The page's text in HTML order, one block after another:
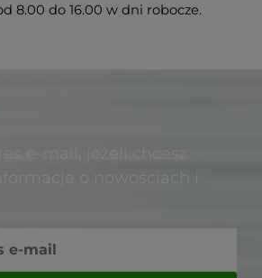
8.00 do 16.00 w dni robocze.
o nowościach i